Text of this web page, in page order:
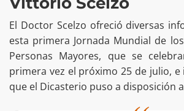
El Doctor Scelzo ofreció diversas
esta primera Jornada Mundial de
Personas Mayores, que se
primera vez el próximo 25 de julio,
que el Dicasterio puso a disposición